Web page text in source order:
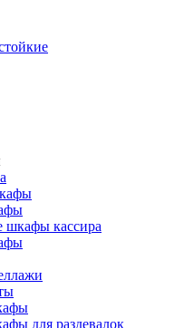
шкафы кассира
для раздевалок